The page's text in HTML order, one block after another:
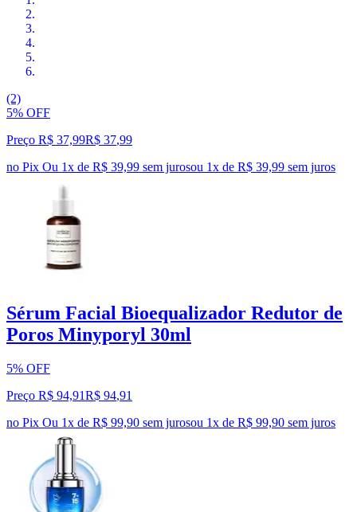
(2)
5% OFF
Preço R$ 37,99R$ 37,99
no Pix Ou 1x de R$ 39,99 sem jurosou 1x de R$ 39,99 sem juros
Sérum Facial Bioequalizador Redutor de
Poros Minyporyl 30ml
5% OFF
Preço R$ 94,91R$ 94,91
no Pix Ou 1x de R$ 99,90 sem jurosou 1x de R$ 99,90 sem juros